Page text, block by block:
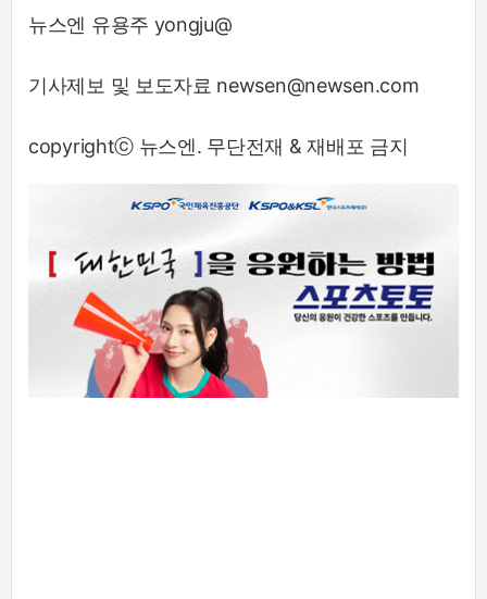
뉴스엔 유용주 yongju@
기사제보 및 보도자료 newsen@newsen.com
copyrightⓒ 뉴스엔. 무단전재 & 재배포 금지